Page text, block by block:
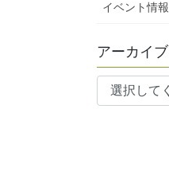
イベント情報
アーカイブ